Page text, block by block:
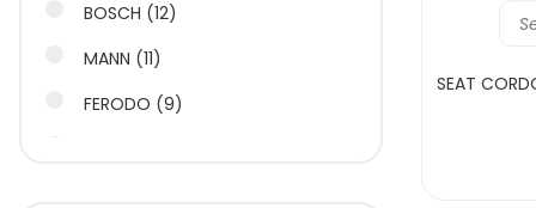
BOSCH (12)
MANN (11)
FERODO (9)
SEAT